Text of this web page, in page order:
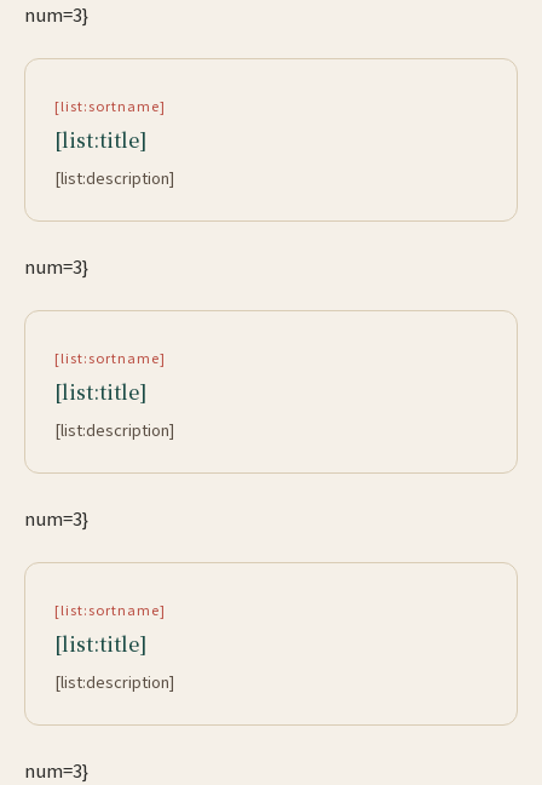
num=3}
[list:sortname]
[list:title]
[list:description]
num=3}
[list:sortname]
[list:title]
[list:description]
num=3}
[list:sortname]
[list:title]
[list:description]
num=3}